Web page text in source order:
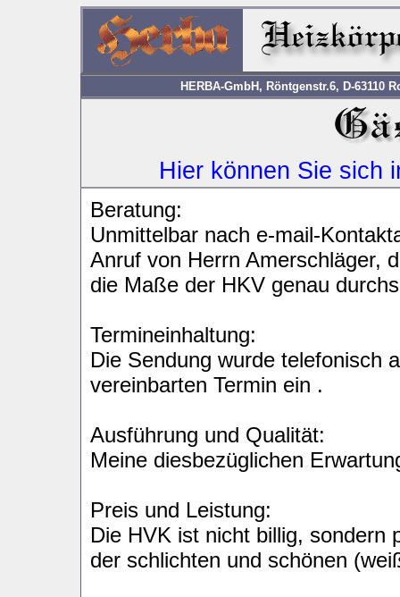
HERBA-GmbH, Röntgenstr.6, D-63110
Hier können Sie sich
Beratung:
Unmittelbar nach e-mail-
Anruf von Herrn Amerschläger,
die Maße der HKV genau
Termineinhaltung:
Die Sendung wurde telefonisch
vereinbarten Termin ein .
Ausführung und Qualität:
Meine diesbezüglichen
Preis und Leistung:
Die HVK ist nicht billig, sondern
der schlichten und schönen